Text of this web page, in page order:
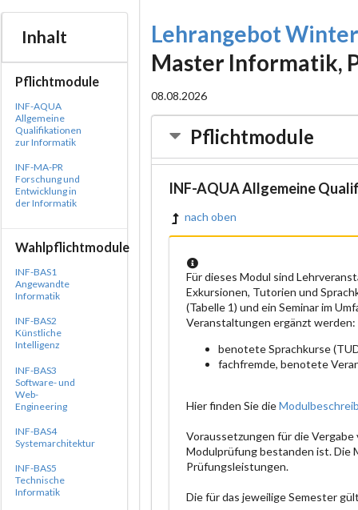
Inhalt
Pflichtmodule
INF-AQUA
Allgemeine
Qualifikationen
zur Informatik
INF-MA-PR
Forschung und
Entwicklung in
der Informatik
Wahlpflichtmodule
INF-BAS1
Angewandte
Informatik
INF-BAS2
Künstliche
Intelligenz
INF-BAS3
Software- und
Web-
Engineering
INF-BAS4
Systemarchitektur
INF-BAS5
Technische
Informatik
Lehrangebot
Master Informatik,
08.08.2026
Pflichtmodule
INF-AQUA Allgemeine
nach oben
Für dieses Modul sind
Exkursionen, Tutorien und
(Tabelle 1) und ein Seminar im
Veranstaltungen ergänzt werden:
benotete Sprachkurse
fachfremde, benotete
Hier finden Sie die
Voraussetzungen für die
Modulprüfung bestanden ist. Die
Prüfungsleistungen.
Die für das jeweilige Semester